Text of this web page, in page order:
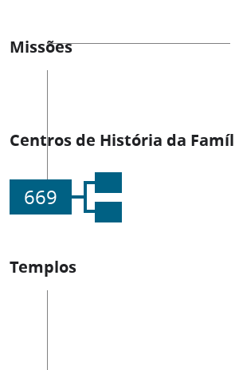
Missões
Centros de História da
669
Templos